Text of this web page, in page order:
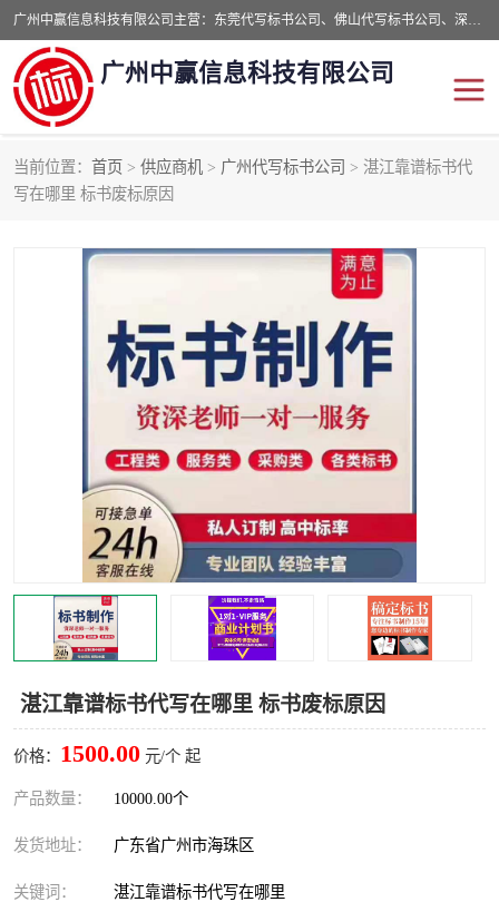
广州中赢信息科技有限公司主营：东莞代写标书公司、佛山代写标书公司、深圳代写标书公司等,食品类标书、工程类类标书,经验丰富的标书制作团队,24小时加急服务,多对一服务。
广州中赢信息科技有限公司
当前位置： 首页 > 供应商机 > 广州代写标书公司 > 湛江靠谱标书代
写在哪里 标书废标原因
湛江靠谱标书代写在哪里 标书废标原因
价格： 1500.00 元/个 起
产品数量： 10000.00个
发货地址： 广东省广州市海珠区
关键词： 湛江靠谱标书代写在哪里
东莞代写标书公司
深圳代写标书公司 广州代写标书公司